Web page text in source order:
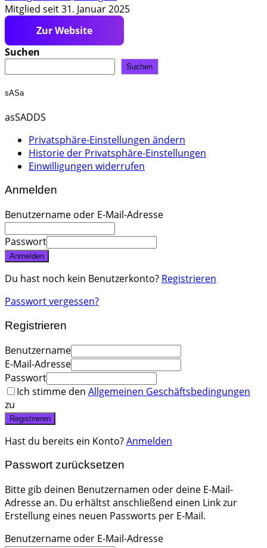
Mitglied seit 31. Januar 2025
https://www.rikker.de/
Suchen
Suchen
sASa
asSADDS
Privatsphäre-Einstellungen ändern
Historie der Privatsphäre-Einstellungen
Einwilligungen widerrufen
Anmelden
Benutzername oder E-Mail-Adresse
Passwort
Anmelden
Du hast noch kein Benutzerkonto? Registrieren
Passwort vergessen?
Registrieren
Benutzername
E-Mail-Adresse
Passwort
Ich stimme den Allgemeinen Geschäftsbedingungen
zu
Registrieren
Hast du bereits ein Konto?Anmelden
Passwort zurücksetzen
Bitte gib deinen Benutzernamen oder deine E-Mail-
Adresse an. Du erhältst anschließend einen Link zur
Erstellung eines neuen Passworts per E-Mail.
Benutzername oder E-Mail-Adresse